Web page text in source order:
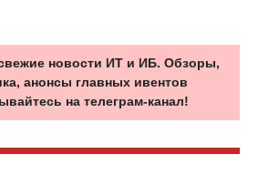
новости ИТ и ИБ. Обзоры,
анонсы главных ивентов
на телеграм-канал!